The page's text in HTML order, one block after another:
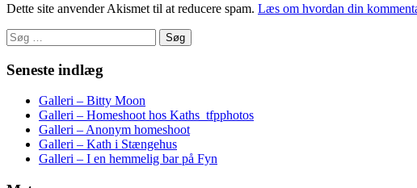
Dette site anvender Akismet til at reducere spam. Læs om hvordan din
Søg
efter:
Seneste indlæg
Galleri – Bitty Moon
Galleri – Homeshoot hos Kaths_tfpphotos
Galleri – Anonym homeshoot
Galleri – Kath i Stængehus
Galleri – I en hemmelig bar på Fyn